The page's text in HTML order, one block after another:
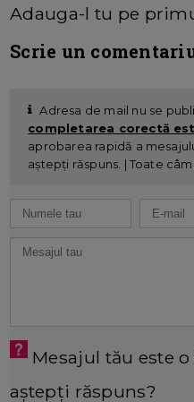
Adauga-l tu pe
Scrie un
Adresa de mail nu se
completarea corectă
aprobarea rapidă a
aștepți răspuns. | Toate
Mesajul tău este
aștepți răspuns?